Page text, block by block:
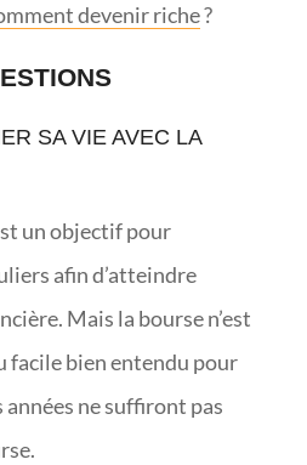
devenir riche?
SA VIE AVEC LA
un objectif pour
afin d’atteindre
Mais la bourse n’est
facile bien entendu pour
ne suffiront pas